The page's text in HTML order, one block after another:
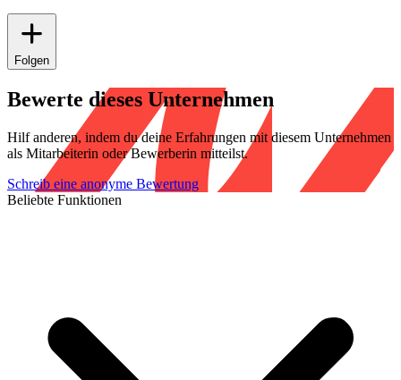
Folgen
Bewerte dieses Unternehmen
Hilf anderen, indem du deine Erfahrungen mit diesem Unternehmen
als Mitarbeiterin oder Bewerberin mitteilst.
Schreib eine anonyme Bewertung
Beliebte Funktionen